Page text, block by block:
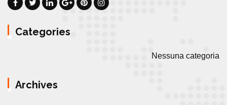
Categories
Nessuna categoria
Archives